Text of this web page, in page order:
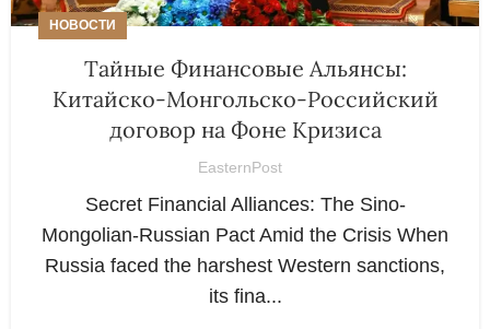
НОВОСТИ
Тайные Финансовые Альянсы:
Китайско-Монгольско-Российский
договор на Фоне Кризиса
EasternPost
Secret Financial Alliances: The Sino-
Mongolian-Russian Pact Amid the Crisis When
Russia faced the harshest Western sanctions,
its fina...